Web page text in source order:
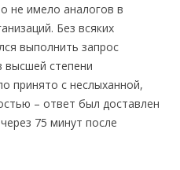
не имело аналогов в
Без всяких
выполнить запрос
высшей степени
принято с неслыханной,
– ответ был доставлен
75 минут после